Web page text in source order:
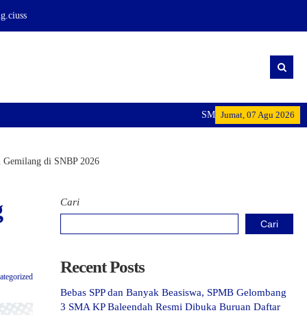
Jumat, 07 Agu 2026
SMA KP BALEENDAH:
Gemilang di SNBP 2026
Cari
Cari
Recent Posts
Bebas SPP dan Banyak Beasiswa, SPMB Gelombang
3 SMA KP Baleendah Resmi Dibuka Buruan Daftar